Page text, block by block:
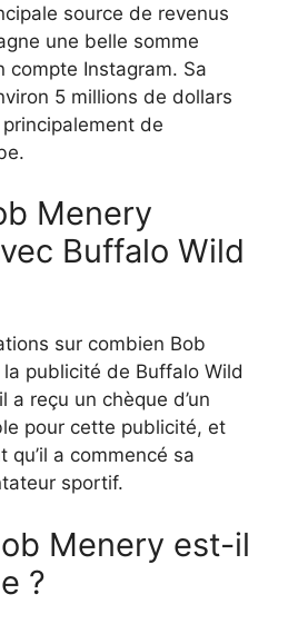
source de revenus
une belle somme
compte Instagram. Sa
5 millions de dollars
de
Menery
Buffalo Wild
sur combien Bob
publicité de Buffalo Wild
a reçu un chèque d’un
pour cette publicité, et
qu’il a commencé sa
sportif.
Menery est-il
?